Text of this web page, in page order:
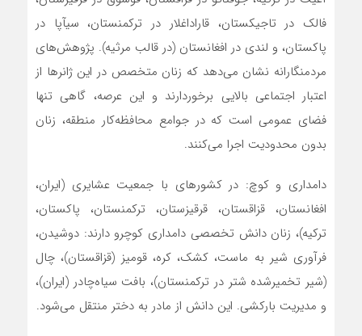
فالک در تاجیکستان، قاراداغلار در ترکمنستان، سیآپا در
پاکستان، و لندی در افغانستان (در قالب مرثیه). پژوهش‌های
مردمنگارانه نشان می‌دهد که زنان متخصص در این ژانرها از
اعتبار اجتماعی بالایی برخوردارند و این عرصه، گاهی تنها
فضای عمومی است که در جوامع محافظه‌کار منطقه، زنان
بدون محدودیت اجرا می‌کنند.
دامداری و کوچ: در کشورهای با جمعیت عشایری (ایران،
افغانستان، قزاقستان، قرقیزستان، ترکمنستان، پاکستان،
ترکیه)، زنان دانش تخصصی دامداری کوچرو دارند: دوشیدن،
فرآوری شیر به ماست، کشک، کره، قومیز (قزاقستان)، چال
(شیر تخمیرشده شتر در ترکمنستان)، بافت سیاه‌چادر (ایران)،
و مدیریت بارکشی. این دانش از مادر به دختر منتقل می‌شود.